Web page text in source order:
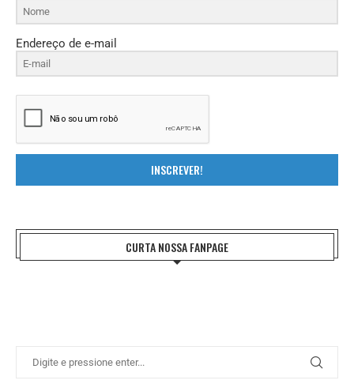
Endereço de e-mail
INSCREVER!
CURTA NOSSA FANPAGE